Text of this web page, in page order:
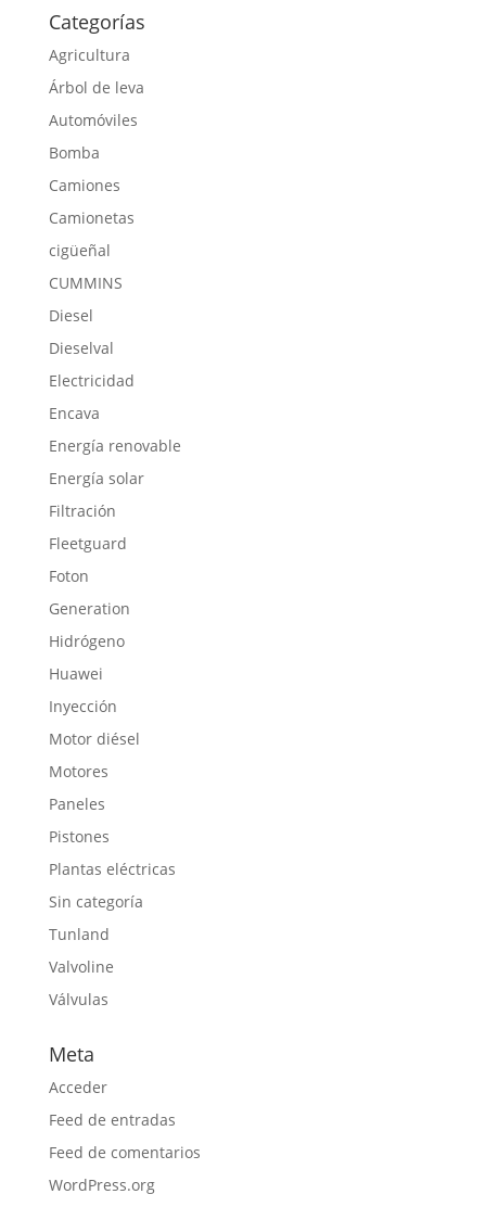
Categorías
Agricultura
Árbol de leva
Automóviles
Bomba
Camiones
Camionetas
cigüeñal
CUMMINS
Diesel
Dieselval
Electricidad
Encava
Energía renovable
Energía solar
Filtración
Fleetguard
Foton
Generation
Hidrógeno
Huawei
Inyección
Motor diésel
Motores
Paneles
Pistones
Plantas eléctricas
Sin categoría
Tunland
Valvoline
Válvulas
Meta
Acceder
Feed de entradas
Feed de comentarios
WordPress.org